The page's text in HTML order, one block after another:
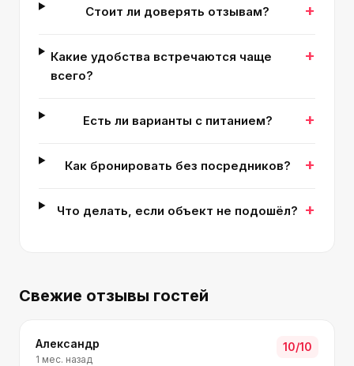
Стоит ли доверять отзывам? +
Какие удобства встречаются чаще
всего?
+
Есть ли варианты с питанием? +
Как бронировать без посредников? +
Что делать, если объект не подошёл? +
Свежие отзывы гостей
Александр
1 мес. назад
10/10